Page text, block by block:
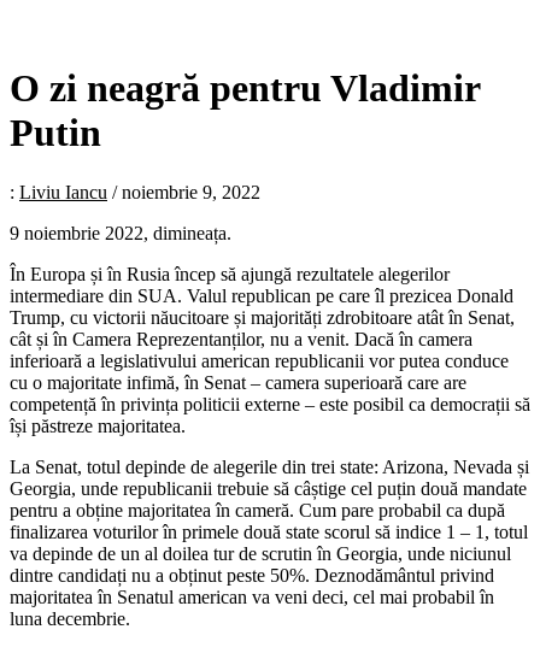
O zi neagră pentru Vladimir
Putin
: Liviu Iancu /noiembrie 9, 2022
9 noiembrie 2022, dimineața.
În Europa și în Rusia încep să ajungă rezultatele alegerilor
intermediare din SUA. Valul republican pe care îl prezicea Donald
Trump, cu victorii năucitoare și majorități zdrobitoare atât în Senat,
cât și în Camera Reprezentanților, nu a venit. Dacă în camera
inferioară a legislativului american republicanii vor putea conduce
cu o majoritate infimă, în Senat – camera superioară care are
competență în privința politicii externe – este posibil ca democrații să
își păstreze majoritatea.
La Senat, totul depinde de alegerile din trei state: Arizona, Nevada și
Georgia, unde republicanii trebuie să câștige cel puțin două mandate
pentru a obține majoritatea în cameră. Cum pare probabil ca după
finalizarea voturilor în primele două state scorul să indice 1 – 1, totul
va depinde de un al doilea tur de scrutin în Georgia, unde niciunul
dintre candidați nu a obținut peste 50%. Deznodământul privind
majoritatea în Senatul american va veni deci, cel mai probabil în
luna decembrie.